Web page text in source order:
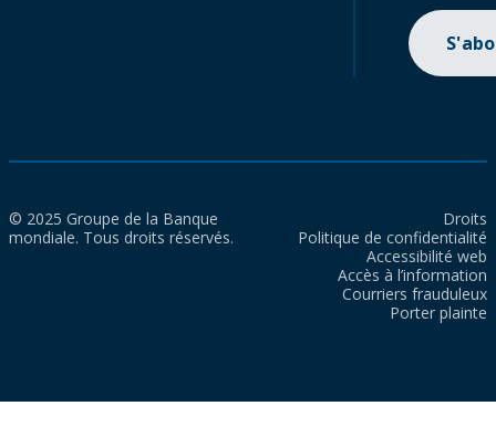
© 2025 Groupe de la Banque
mondiale. Tous droits réservés.
Droits
Politique de confidentialité
Accessibilité web
Accès à l’information
Courriers frauduleux
Porter plainte